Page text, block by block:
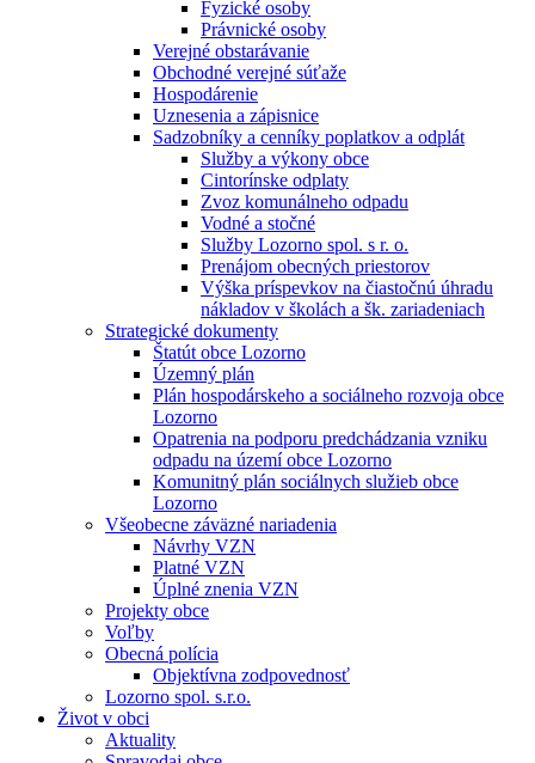
Fyzické osoby
Právnické osoby
Verejné obstarávanie
Obchodné verejné súťaže
Hospodárenie
Uznesenia a zápisnice
Sadzobníky a cenníky poplatkov a odplát
Služby a výkony obce
Cintorínske odplaty
Zvoz komunálneho odpadu
Vodné a stočné
Služby Lozorno spol. s r. o.
Prenájom obecných priestorov
Výška príspevkov na čiastočnú úhradu
nákladov v školách a šk. zariadeniach
Strategické dokumenty
Štatút obce Lozorno
Územný plán
Plán hospodárskeho a sociálneho rozvoja obce
Lozorno
Opatrenia na podporu predchádzania vzniku
odpadu na území obce Lozorno
Komunitný plán sociálnych služieb obce
Lozorno
Všeobecne záväzné nariadenia
Návrhy VZN
Platné VZN
Úplné znenia VZN
Projekty obce
Voľby
Obecná polícia
Objektívna zodpovednosť
Lozorno spol. s.r.o.
Život v obci
Aktuality